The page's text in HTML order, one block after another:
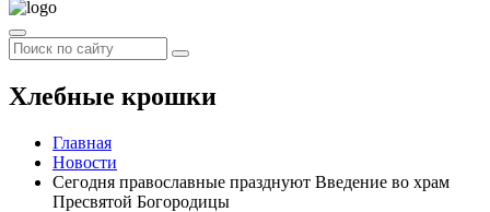
Хлебные крошки
Главная
Новости
Сегодня православные празднуют Введение во храм
Пресвятой Богородицы